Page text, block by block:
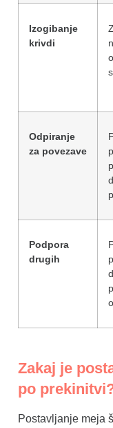
Izogibanje
krivdi
Odpiranje
za povezave
Podpora
drugih
Zakaj je
po
Postavljanje meja